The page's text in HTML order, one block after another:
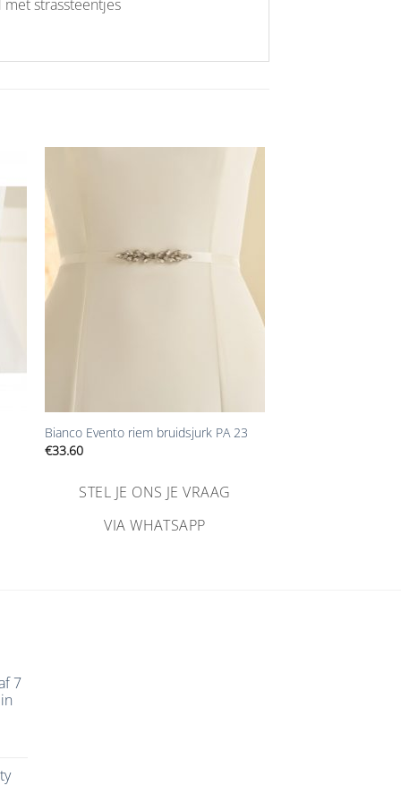
strassteentjes
verlanglijst
Bianco Evento riem bruidsjurk PA 23
€33.60
STEL JE ONS JE VRAAG
VIA WHATSAPP
7